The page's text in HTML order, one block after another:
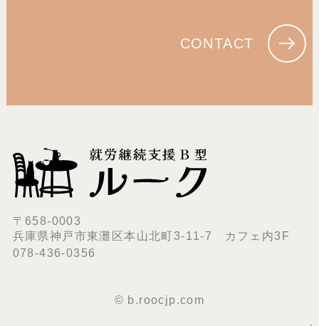
CONTACT
〒658-0003
兵庫県神戸市東灘区本山北町3-11-7 カフェ内3F
078-436-0356
© b.roocjp.com